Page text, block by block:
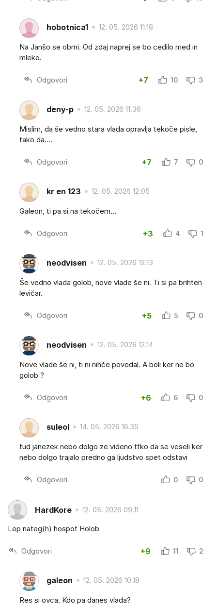
hobotnica1 12. 05. 2026 11.18
Na Janšo se obrni. Od zdaj naprej se bo cedilo med in
mleko.
Odgovori +7 10 3
deny-p 12. 05. 2026 11.36
Mislim, da še vedno stara vlada opravlja tekoče pisle,
tako da....
Odgovori +7 7 0
kr en 123 12. 05. 2026 12.05
Galeon, ti pa si na tekočem...
Odgovori +3 4 1
neodvisen 12. 05. 2026 12.13
Še vedno vlada golob, nove vlade še ni. Ti si pa brihten
levičar.
Odgovori +5 5 0
neodvisen 12. 05. 2026 12.14
Nove vlade še ni, ti ni nihče povedal. A boli ker ne bo
golob ?
Odgovori +6 6 0
suleol 14. 05. 2026 16.35
tud janezek nebo dolgo ze videno ttko da se veseli ker
nebo dolgo trajalo predno ga ljudstvo spet odstavi
Odgovori 0 0
HardKore 12. 05. 2026 09.11
Lep nateg(h) hospot Holob
Odgovori +9 11 2
galeon 12. 05. 2026 10.18
Res si ovca. Kdo pa danes vlada?